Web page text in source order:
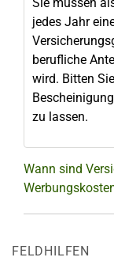
jedes Jahr
berufliche
wird. Bitten
zu lassen.
Wann sind
FELDHILFEN